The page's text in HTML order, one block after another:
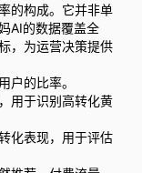
的构成。它并非单
AI的数据覆盖全
，为运营决策提供
户的比率。
用于识别高转化黄
化表现，用于评估